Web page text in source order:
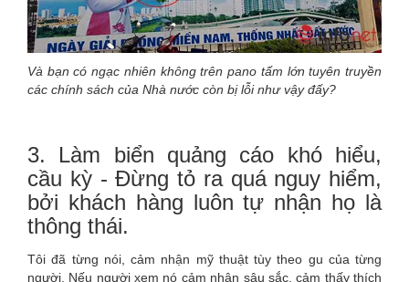
Và bạn có ngạc nhiên không trên pano tấm lớn tuyên truyền
các chính sách của Nhà nước còn bị lỗi như vậy đấy?
3. Làm biển quảng cáo khó hiểu,
cầu kỳ - Đừng tỏ ra quá nguy hiểm,
bởi khách hàng luôn tự nhận họ là
thông thái.
Tôi đã từng nói, cảm nhận mỹ thuật tùy theo gu của từng
người. Nếu người xem nó cảm nhận sâu sắc, cảm thấy thích